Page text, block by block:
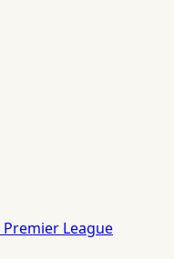
Premier League